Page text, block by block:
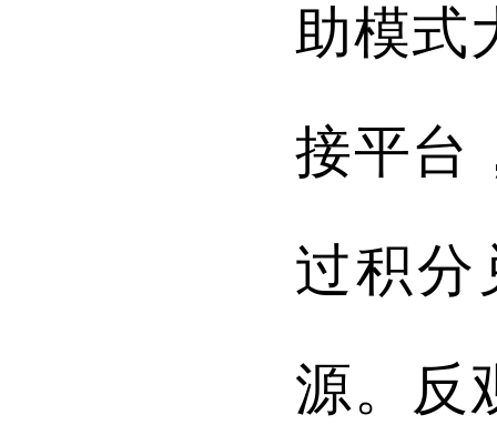
助模式
接平台
过积分
源。反